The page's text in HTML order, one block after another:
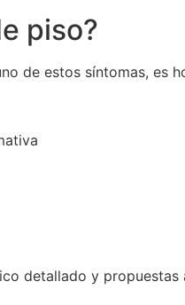
piso?
de estos síntomas, es
detallado y propuestas